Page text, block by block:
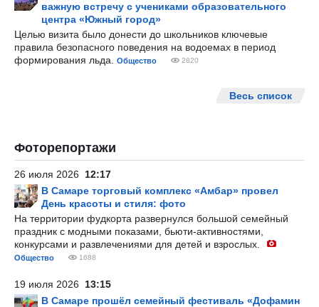
важную встречу с учениками образовательного
центра «Южный город»
Целью визита было донести до школьников ключевые
правила безопасного поведения на водоемах в период
формирования льда.
Общество 2820
Весь список
Фоторепортажи
26 июля 2026 12:17
В Самаре торговый комплекс «Амбар» провел
День красоты и стиля: фото
На территории фудкорта развернулся большой семейный
праздник с модными показами, бьюти-активностями,
конкурсами и развлечениями для детей и взрослых.
Общество 1688
19 июля 2026 13:15
В Самаре прошёл семейный фестиваль «Дофамин